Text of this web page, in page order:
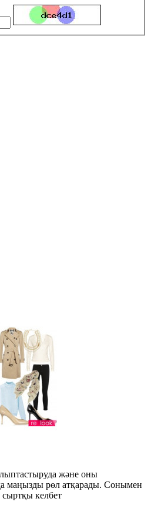
және оны
маңызды рөл атқарады. Сонымен
сыртқы келбет